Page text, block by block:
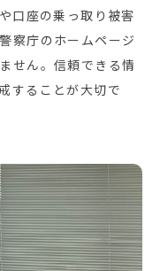
口座の乗っ取り被害
察庁のホームページ
せん。信頼できる情
することが大切で